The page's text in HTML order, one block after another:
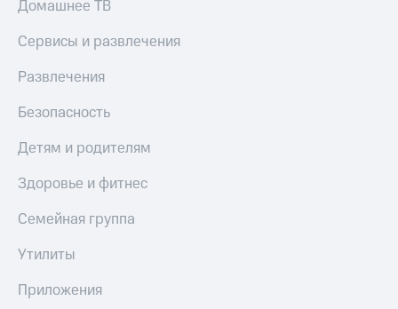
Домашнее ТВ
Сервисы и развлечения
Развлечения
Безопасность
Детям и родителям
Здоровье и фитнес
Семейная группа
Утилиты
Приложения